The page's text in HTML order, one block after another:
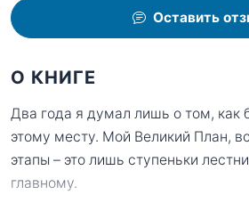
Оставить
О КНИГЕ
Два года я думал лишь о том, как
этому месту. Мой Великий План,
этапы – это лишь ступеньки
главному.